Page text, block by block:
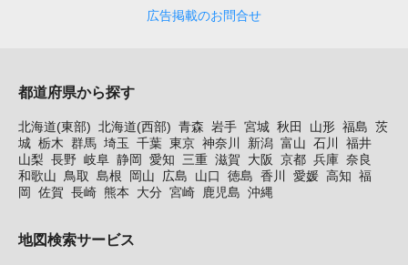
広告掲載のお問合せ
都道府県から探す
北海道(東部) 北海道(西部) 青森 岩手 宮城 秋田 山形 福島 茨
城 栃木 群馬 埼玉 千葉 東京 神奈川 新潟 富山 石川
福井
山梨 長野 岐阜 静岡 愛知 三重 滋賀 大阪 京都 兵庫 奈良
和歌山
鳥取 島根 岡山 広島 山口 徳島 香川 愛媛 高知 福
岡
佐賀 長崎 熊本 大分 宮崎 鹿児島 沖縄
地図検索サービス